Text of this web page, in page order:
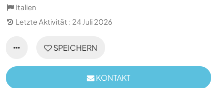
Italien
Letzte Aktivität : 24 Juli 2026
SPEICHERN
KONTAKT